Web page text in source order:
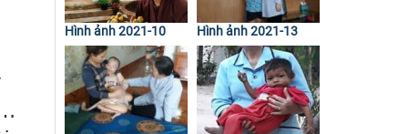
Hình ảnh 2021-10 Hình ảnh 2021-13